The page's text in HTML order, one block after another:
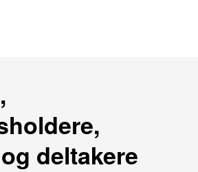
deltakere